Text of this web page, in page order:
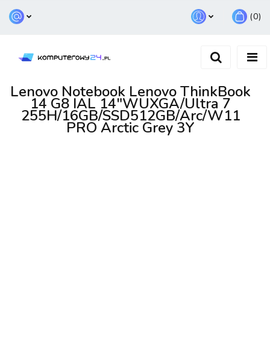
Zarejestruj się
(0)
Lenovo Notebook Lenovo ThinkBook
14 G8 IAL 14"WUXGA/Ultra 7
255H/16GB/SSD512GB/Arc/W11
PRO Arctic Grey 3Y